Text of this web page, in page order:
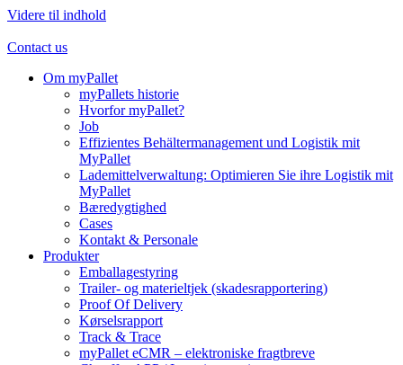
Videre til indhold
Contact us
Om myPallet
myPallets historie
Hvorfor myPallet?
Job
Effizientes Behältermanagement und Logistik mit
MyPallet
Lademittelverwaltung: Optimieren Sie ihre Logistik mit
MyPallet
Bæredygtighed
Cases
Kontakt & Personale
Produkter
Emballagestyring
Trailer- og materieltjek (skadesrapportering)
Proof Of Delivery
Kørselsrapport
Track & Trace
myPallet eCMR – elektroniske fragtbreve